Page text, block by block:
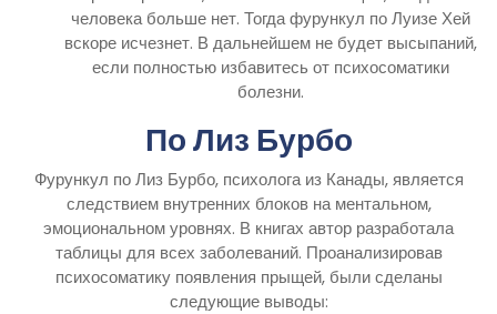
человека больше нет. Тогда фурункул по Луизе Хей
вскоре исчезнет. В дальнейшем не будет высыпаний,
если полностью избавитесь от психосоматики
болезни.
По Лиз Бурбо
Фурункул по Лиз Бурбо, психолога из Канады, является
следствием внутренних блоков на ментальном,
эмоциональном уровнях. В книгах автор разработала
таблицы для всех заболеваний. Проанализировав
психосоматику появления прыщей, были сделаны
следующие выводы: